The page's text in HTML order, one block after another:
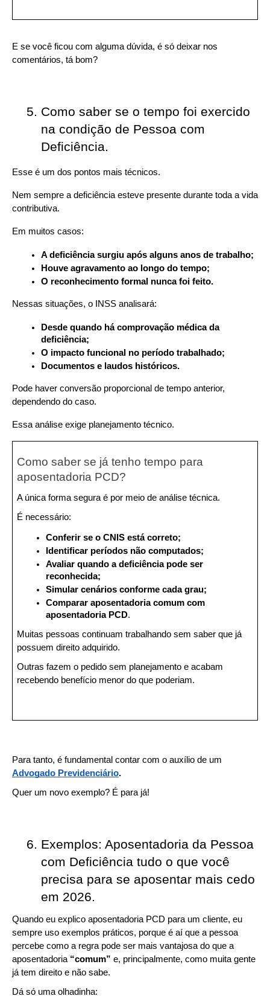
E se você ficou com alguma dúvida, é só deixar nos
comentários, tá bom?
Como saber se o tempo foi exercido
na condição de Pessoa com
Deficiência.
Esse é um dos pontos mais técnicos.
Nem sempre a deficiência esteve presente durante toda a vida
contributiva.
Em muitos casos:
A deficiência surgiu após alguns anos de trabalho;
Houve agravamento ao longo do tempo;
O reconhecimento formal nunca foi feito.
Nessas situações, o INSS analisará:
Desde quando há comprovação médica da
deficiência;
O impacto funcional no período trabalhado;
Documentos e laudos históricos.
Pode haver conversão proporcional de tempo anterior,
dependendo do caso.
Essa análise exige planejamento técnico.
Como saber se já tenho tempo para
aposentadoria PCD?
A única forma segura é por meio de análise técnica.
É necessário:
Conferir se o CNIS está correto;
Identificar períodos não computados;
Avaliar quando a deficiência pode ser
reconhecida;
Simular cenários conforme cada grau;
Comparar aposentadoria comum com
aposentadoria PCD.
Muitas pessoas continuam trabalhando sem saber que já
possuem direito adquirido.
Outras fazem o pedido sem planejamento e acabam
recebendo benefício menor do que poderiam.
Advogado Previdenciário.
Quer um novo exemplo? É para já!
Exemplos: Aposentadoria da Pessoa
com Deficiência tudo o que você
precisa para se aposentar mais cedo
em 2026.
Quando eu explico aposentadoria PCD para um cliente, eu
sempre uso exemplos práticos, porque é aí que a pessoa
percebe como a regra pode ser mais vantajosa do que a
aposentadoria “comum” e, principalmente, como muita gente
já tem direito e não sabe.
Dá só uma olhadinha: